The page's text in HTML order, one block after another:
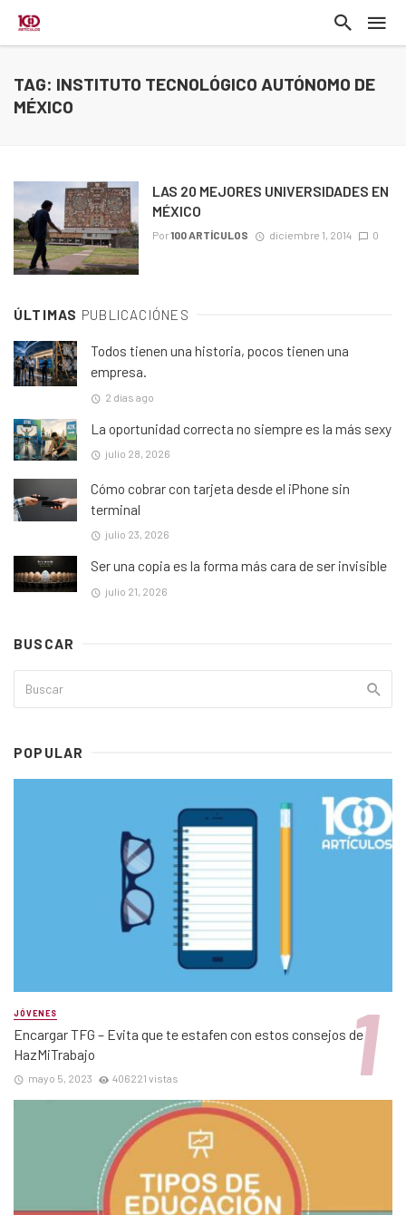
TAG: INSTITUTO TECNOLÓGICO AUTÓNOMO DE
MÉXICO
LAS 20 MEJORES UNIVERSIDADES EN
MÉXICO
Por100 ARTÍCULOS diciembre 1, 2014 0
ÚLTIMAS PUBLICACIÓNES
Todos tienen una historia, pocos tienen una
empresa.
2 días ago
La oportunidad correcta no siempre es la más sexy
julio 28, 2026
Cómo cobrar con tarjeta desde el iPhone sin
terminal
julio 23, 2026
Ser una copia es la forma más cara de ser invisible
julio 21, 2026
BUSCAR
POPULAR
JÓVENES
Encargar TFG – Evita que te estafen con estos consejos de
HazMiTrabajo
mayo 5, 2023 406221 vistas